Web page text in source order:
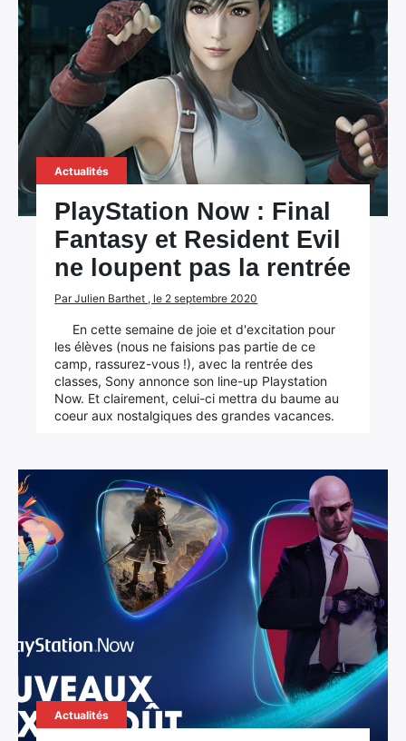
Actualités
PlayStation Now : Final
Fantasy et Resident Evil
ne loupent pas la rentrée
Par Julien Barthet , le 2 septembre 2020
En cette semaine de joie et d'excitation pour
les élèves (nous ne faisions pas partie de ce
camp, rassurez-vous !), avec la rentrée des
classes, Sony annonce son line-up Playstation
Now. Et clairement, celui-ci mettra du baume au
coeur aux nostalgiques des grandes vacances.
Actualités